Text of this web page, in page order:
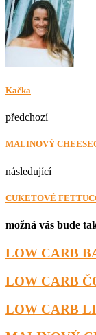
Kačka
předchozí
MALINOVÝ
následující
CUKETOVÉ
možná vás bude
LOW CARB
LOW CARB
LOW CARB